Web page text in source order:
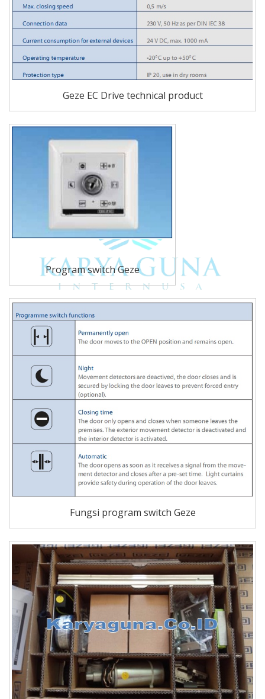
Geze EC Drive technical product
Program switch Geze
Fungsi program switch Geze